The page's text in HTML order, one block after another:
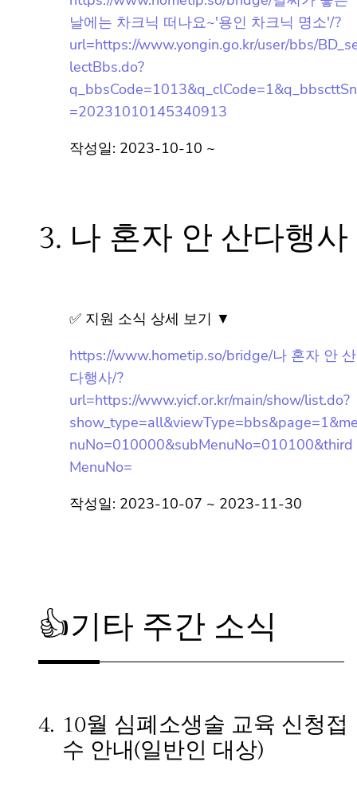
날에는 차크닉 떠나요~'용인 차크닉 명소'/?
url=https://www.yongin.go.kr/user/bbs/BD_
selectBbs.do?
q_bbsCode=1013&q_clCode=1&q_bbsctt
Sn=20231010145340913
작성일: 2023-10-10 ~
3. 나 혼자 안 산다행사
✅ 지원 소식 상세 보기 ▼
https://www.hometip.so/bridge/나 혼자 안
산다행사/?
url=https://www.yicf.or.kr/main/show/list.do
?
show_type=all&viewType=bbs&page=1&
menuNo=010000&subMenuNo=010100&t
hirdMenuNo=
작성일: 2023-10-07 ~ 2023-11-30
👍기타 주간 소식
4. 10월 심폐소생술 교육 신청
접수 안내(일반인 대상)
자주 묻는 질문들
스레터 구독은 어떻게 해요?
독을 신청했는데 메일이 안와요 😭
팁스가 뭔가요? 🙄
하루 동안 보지 않을래요.